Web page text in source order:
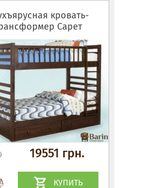
кровать-
Сарет
19551 грн.
КУПИТЬ